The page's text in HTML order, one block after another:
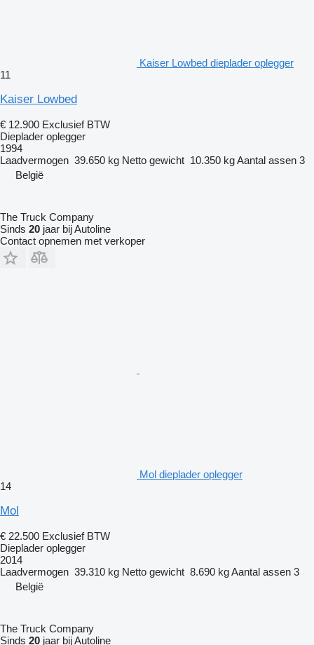
Kaiser Lowbed dieplader oplegger
11
Kaiser Lowbed
€ 12.900 Exclusief BTW
Dieplader oplegger
1994
Laadvermogen 39.650 kg Netto gewicht 10.350 kgAantal assen 3
België
The Truck Company
Sinds 20 jaar bij Autoline
Contact opnemen met verkoper
Mol dieplader oplegger
14
Mol
€ 22.500 Exclusief BTW
Dieplader oplegger
2014
Laadvermogen 39.310 kg Netto gewicht 8.690 kgAantal assen 3
België
The Truck Company
Sinds 20 jaar bij Autoline